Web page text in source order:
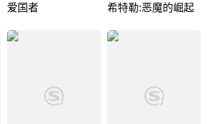
爱国者 希特勒:恶魔的崛起